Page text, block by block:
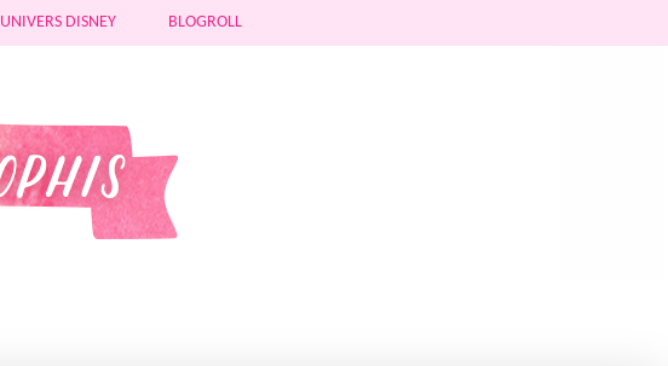
UNIVERS DISNEY BLOGROLL